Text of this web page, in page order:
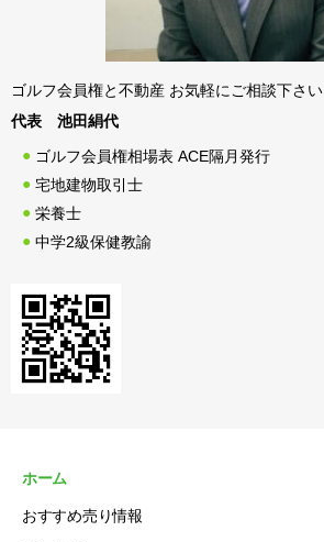
ゴルフ会員権と不動産 お気軽にご相談下さい
代表 池田絹代
ゴルフ会員権相場表 ACE隔月発行
宅地建物取引士
栄養士
中学2級保健教諭
ホーム
おすすめ売り情報